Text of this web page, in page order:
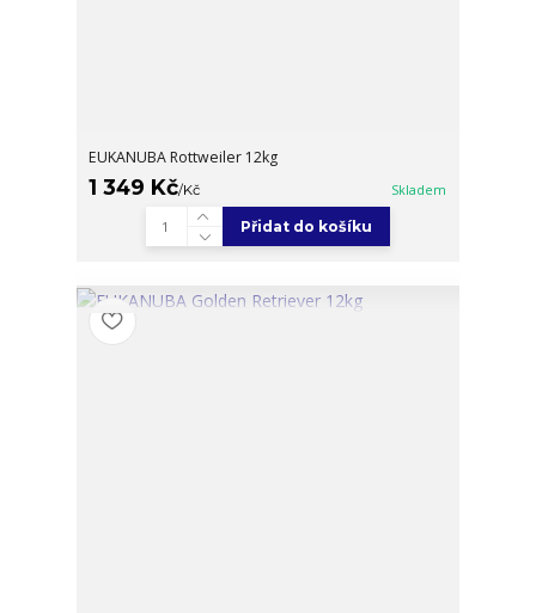
EUKANUBA Rottweiler 12kg
1 349 Kč/Kč Skladem
Přidat do košíku